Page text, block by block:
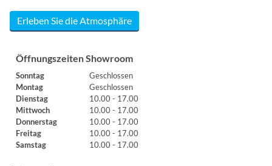
Erleben Sie die Atmosphäre
Öffnungszeiten Showroom
Sonntag
Geschlossen
Montag
Geschlossen
Dienstag
10.00 - 17.00
Mittwoch
10.00 - 17.00
Donnerstag
10.00 - 17.00
Freitag
10.00 - 17.00
Samstag
10.00 - 17.00